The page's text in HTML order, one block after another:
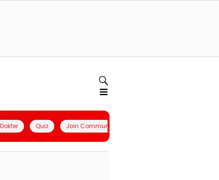
Quiz Join Community